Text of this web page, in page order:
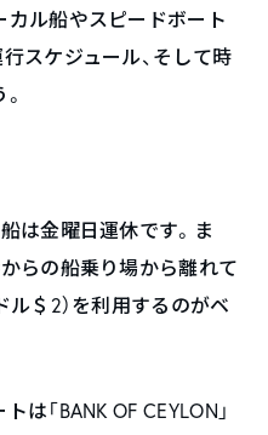
ル船やスピードボート
スケジュール、そして時
は金曜日運休です。ま
らの船乗り場から離れて
ル＄2）を利用するのがベ
は「BANK OF CEYLON」